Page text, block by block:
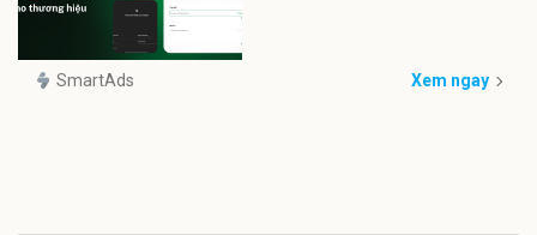
SmartAds Xem ngay